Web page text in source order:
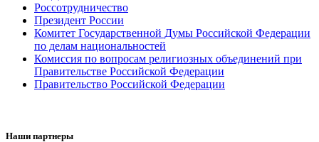
Россотрудничество
Президент России
Комитет Государственной Думы Российской Федерации
по делам национальностей
Комиссия по вопросам религиозных объединений при
Правительстве Российской Федерации
Правительство Российской Федерации
Наши партнеры